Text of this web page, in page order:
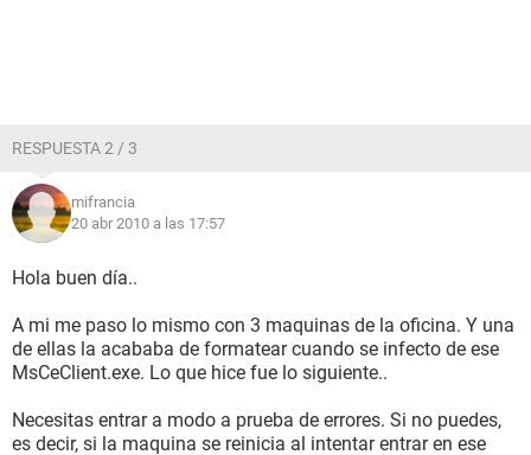
RESPUESTA 2 / 3
mifrancia
20 abr 2010 a las 17:57
Hola buen día..
A mi me paso lo mismo con 3 maquinas de la oficina. Y una
de ellas la acababa de formatear cuando se infecto de ese
MsCeClient.exe. Lo que hice fue lo siguiente..
Necesitas entrar a modo a prueba de errores. Si no puedes,
es decir, si la maquina se reinicia al intentar entrar en ese